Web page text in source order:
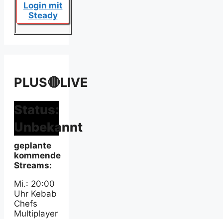
Login mit
Steady
PLUS🔴LIVE
Status:
Unbekannt
geplante
kommende
Streams:
Mi.: 20:00
Uhr Kebab
Chefs
Multiplayer